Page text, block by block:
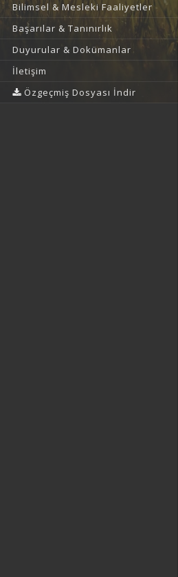
Bilimsel & Mesleki Faaliyetler
Başarılar & Tanınırlık
Duyurular & Dokümanlar
İletişim
Özgeçmiş Dosyası İndir